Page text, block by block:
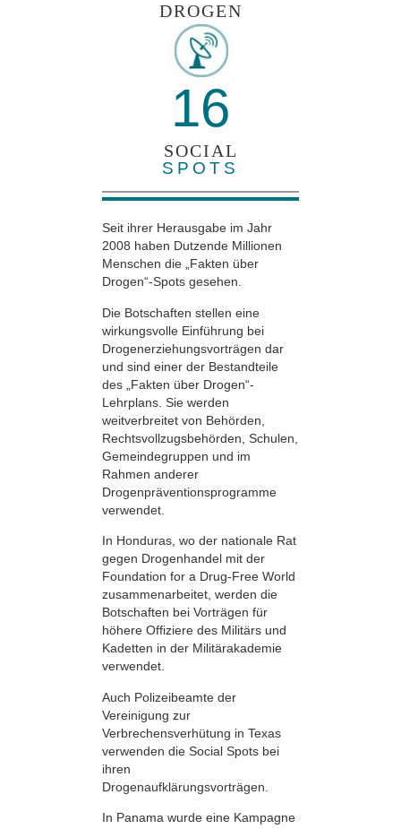
DROGEN
16
SOCIAL
SPOTS
Seit ihrer Herausgabe im Jahr
2008 haben Dutzende Millionen
Menschen die „Fakten über
Drogen“-Spots gesehen.
Die Botschaften stellen eine
wirkungsvolle Einführung bei
Drogenerziehungsvorträgen dar
und sind einer der Bestandteile
des „Fakten über Drogen“-
Lehrplans. Sie werden
weitverbreitet von Behörden,
Rechtsvollzugsbehörden, Schulen,
Gemeindegruppen und im
Rahmen anderer
Drogenpräventionsprogramme
verwendet.
In Honduras, wo der nationale Rat
gegen Drogenhandel mit der
Foundation for a Drug-Free World
zusammenarbeitet, werden die
Botschaften bei Vorträgen für
höhere Offiziere des Militärs und
Kadetten in der Militärakademie
verwendet.
Auch Polizeibeamte der
Vereinigung zur
Verbrechensverhütung in Texas
verwenden die Social Spots bei
ihren
Drogenaufklärungsvorträgen.
In Panama wurde eine Kampagne